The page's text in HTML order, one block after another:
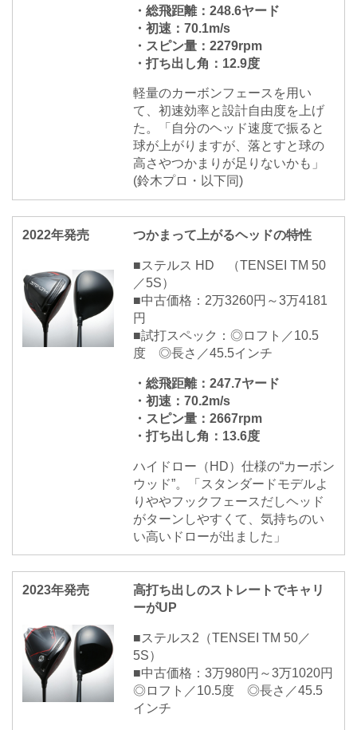
・総飛距離：248.6ヤード
・初速：70.1m/s
・スピン量：2279rpm
・打ち出し角：12.9度
軽量のカーボンフェースを用い
て、初速効率と設計自由度を上げ
た。「自分のヘッド速度で振ると
球が上がりますが、落とすと球の
高さやつかまりが足りないかも」
(鈴木プロ・以下同)
2022年発売 つかまって上がるヘッドの特性
■ステルス HD （TENSEI TM 50
／5S）
■中古価格：2万3260円～3万4181
円
■試打スペック：◎ロフト／10.5
度 ◎長さ／45.5インチ
・総飛距離：247.7ヤード
・初速：70.2m/s
・スピン量：2667rpm
・打ち出し角：13.6度
ハイドロー（HD）仕様の“カーボン
ウッド”。「スタンダードモデルよ
りややフックフェースだしヘッド
がターンしやすくて、気持ちのい
い高いドローが出ました」
2023年発売
高打ち出しのストレートでキャリ
ーがUP
■ステルス2（TENSEI TM 50／
5S）
■中古価格：3万980円～3万1020円
◎ロフト／10.5度 ◎長さ／45.5
インチ